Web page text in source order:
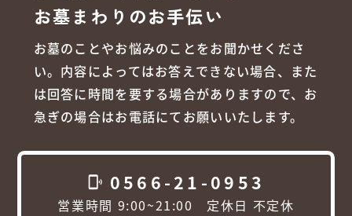
お墓まわりのお手伝い
お墓のことやお悩みのことをお聞かせくださ
い。内容によってはお答えできない場合、また
は回答に時間を要する場合がありますので、お
急ぎの場合はお電話にてお願いいたします。
phonelink_ring 0566-21-0953
営業時間 9:00~21:00 定休日 不定休